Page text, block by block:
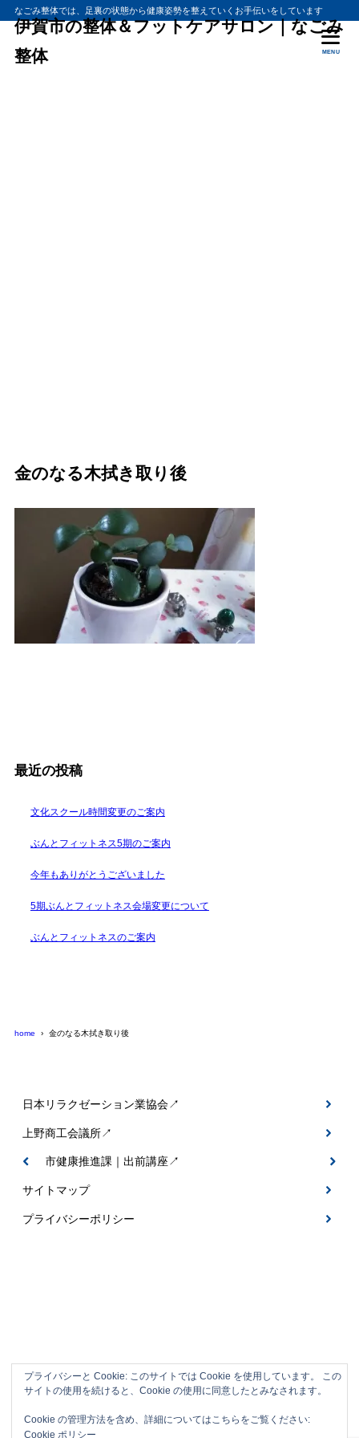
なごみ整体では、足裏の状態から健康姿勢を整えていくお手伝いをしています
伊賀市の整体＆フットケアサロン｜なごみ
整体
MENU
金のなる木拭き取り後
最近の投稿
文化スクール時間変更のご案内
ぶんとフィットネス5期のご案内
今年もありがとうございました
5期ぶんとフィットネス会場変更について
ぶんとフィットネスのご案内
home 金のなる木拭き取り後
日本リラクゼーション業協会↗
上野商工会議所↗
伊賀市健康推進課｜出前講座↗
サイトマップ
プライバシーポリシー
伊賀市の整体＆フットケアサロン｜なごみ
整体
プライバシーと Cookie: このサイトでは Cookie を使用しています。 この
サイトの使用を続けると、Cookie の使用に同意したとみなされます。
Cookie の管理方法を含め、詳細についてはこちらをご覧ください:
Cookie ポリシー